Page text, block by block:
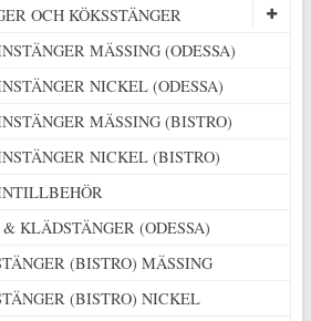
OCH KÖKSSTÄNGER
MÄSSING (ODESSA)
NICKEL (ODESSA)
MÄSSING (BISTRO)
NICKEL (BISTRO)
KLÄDSTÄNGER (ODESSA)
(BISTRO) MÄSSING
(BISTRO) NICKEL